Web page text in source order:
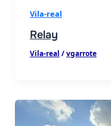
Vila-real
Relay
Vila-real /vgarrote